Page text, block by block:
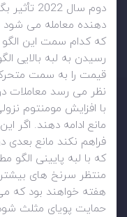
دوم سال
دهنده معامله می
که کدام سمت این
نظر می رسد معاملات
با افزایش مومنتوم
مانع ادامه دهند. اگر
که با لبه پایینی الگو
منتظر سرنخ های
هفته خواهند بود که
حمایت پویای مثلث